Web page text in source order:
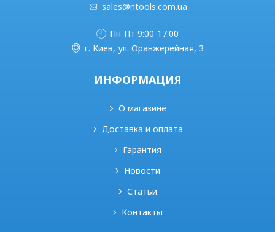
sales@ntools.com.ua
Пн-Пт 9:00-17:00
г. Киев, ул. Оранжерейная, 3
ИНФОРМАЦИЯ
О магазине
Доставка и оплата
Гарантия
Новости
Статьи
Контакты